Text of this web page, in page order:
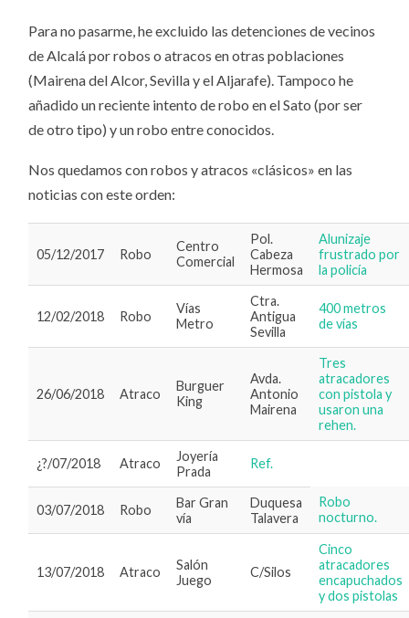
Para no pasarme, he excluido las detenciones de vecinos
de Alcalá por robos o atracos en otras poblaciones
(Mairena del Alcor, Sevilla y el Aljarafe). Tampoco he
añadido un reciente intento de robo en el Sato (por ser
de otro tipo) y un robo entre conocidos.
Nos quedamos con robos y atracos «clásicos» en las
noticias con este orden:
05/12/2017 Robo
Centro
Comercial
Pol.
Cabeza
Hermosa
Alunizaje
frustrado por
la policía
12/02/2018 Robo
Vías
Metro
Ctra.
Antigua
Sevilla
400 metros
de vías
26/06/2018 Atraco
Burguer
King
Avda.
Antonio
Mairena
Tres
atracadores
con pistola y
usaron una
rehen.
¿?/07/2018 Atraco
Joyería
Prada
Ref.
03/07/2018 Robo
Bar Gran
vía
Duquesa
Talavera
Robo
nocturno.
13/07/2018 Atraco
Salón
Juego
C/Silos
Cinco
atracadores
encapuchados
y dos pistolas